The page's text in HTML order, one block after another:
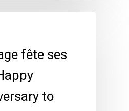
fête ses
to